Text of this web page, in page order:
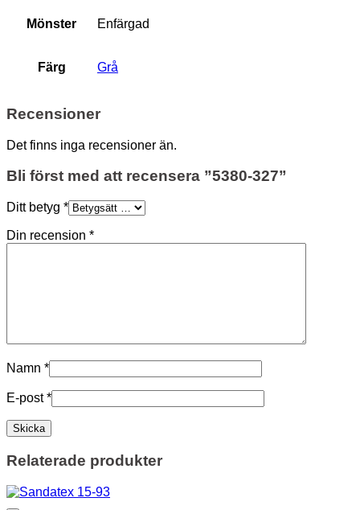
Mönster Enfärgad
Färg Grå
Recensioner
Det finns inga recensioner än.
Bli först med att recensera ”5380-327”
Ditt betyg *
Din recension *
Namn *
E-post*
Relaterade produkter